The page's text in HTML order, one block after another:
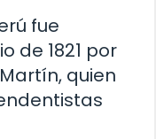
fue
de 1821 por
quien